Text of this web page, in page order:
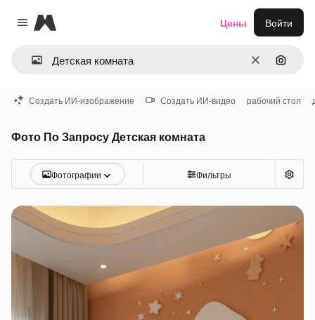
Close menu
Magnific
ОчиститьПоиск
Цены Войти
Создать ИИ-изображение Создать ИИ-видео рабочий стол
Фото По Запросу Детская комната
Фотографии Фильтры